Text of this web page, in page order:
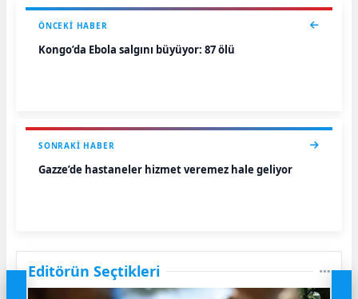
ÖNCEKI HABER
Kongo’da Ebola salgını büyüyor: 87 ölü
SONRAKI HABER
Gazze’de hastaneler hizmet veremez hale geliyor
Editörün Seçtikleri